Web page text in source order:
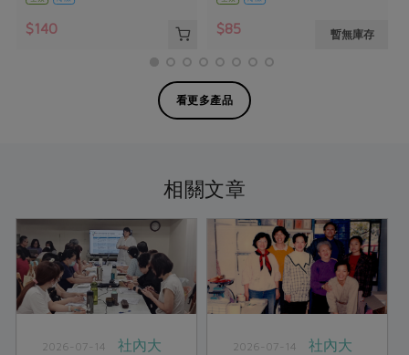
$140 $85 暫無庫存
看更多產品
相關文章
2026-07-14
社內大
2026-07-14
社內大